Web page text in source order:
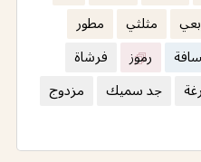
مثلثي
مطور
رموز
فرشاة
جد سميك
مزدوج